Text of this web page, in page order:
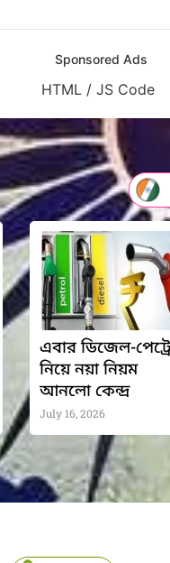
Sponsored Ads
HTML / JS Code
এবার ডিজেল-
নিয়ে নয়া নিয়ম
আনলো কেন্দ্র
July 16, 2026